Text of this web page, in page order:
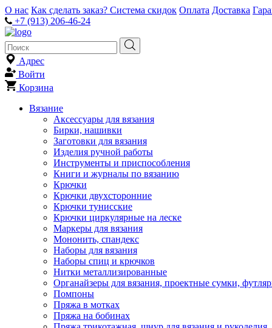
О нас Как сделать заказ? Система скидок Оплата Доставка
+7 (913) 206-46-24
Адрес
Войти
Корзина
Вязание
Аксессуары для вязания
Бирки, нашивки
Заготовки для вязания
Изделия ручной работы
Инструменты и приспособления
Книги и журналы по вязанию
Крючки
Крючки двухсторонние
Крючки тунисские
Крючки циркулярные на леске
Маркеры для вязания
Мононить, спандекс
Наборы для вязания
Наборы спиц и крючков
Нитки металлизированные
Органайзеры для вязания, проектные сумки,
Помпоны
Пряжа в мотках
Пряжа на бобинах